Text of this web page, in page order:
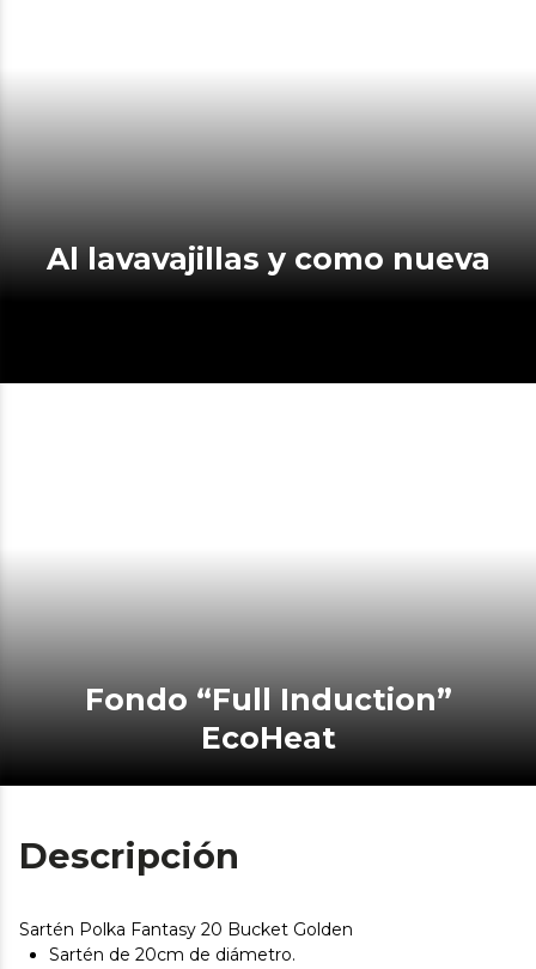
Al lavavajillas y como nueva
Fondo “Full Induction”
EcoHeat
Descripción
Sartén Polka Fantasy 20 Bucket Golden
Sartén de 20cm de diámetro.